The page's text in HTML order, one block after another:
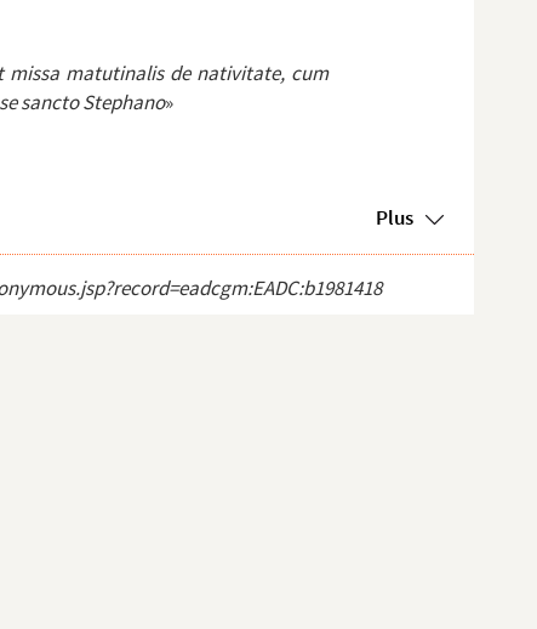
matutinalis de nativitate, cum
sancto Stephano»
Plus